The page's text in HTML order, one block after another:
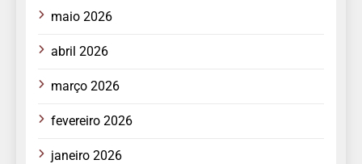
maio 2026
abril 2026
março 2026
fevereiro 2026
janeiro 2026